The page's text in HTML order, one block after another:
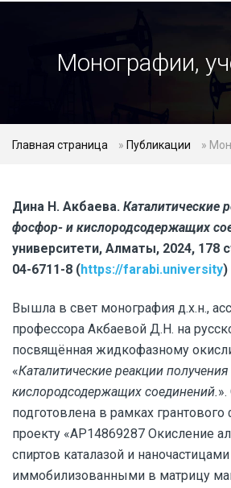
Монографии,
Главная страница » Публикации »
Дина Н. Акбаева. Каталитические
фосфор- и кислородсодержащих
университети, Алматы, 2024, 178
04-6711-8 (https://farabi.university)
Вышла в свет монография д.х.н.,
профессора Акбаевой Д.Н. на
посвящённая жидкофазному
«Каталитические реакции
кислородсодержащих соединений.
подготовлена в рамках
проекту «АР14869287 Окисление
спиртов каталазой и
иммобилизованными в матрицу